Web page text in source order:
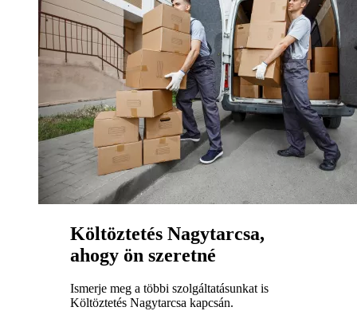
Költöztetés Nagytarcsa,
ahogy ön szeretné
Ismerje meg a többi szolgáltatásunkat is
Költöztetés Nagytarcsa kapcsán.